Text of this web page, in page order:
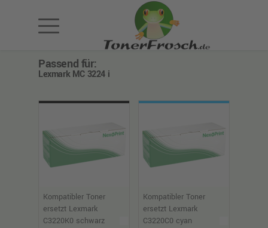
Passend für:
Lexmark MC 3224 i
Kompatibler Toner
ersetzt Lexmark
C3220K0 schwarz
Kompatibler Toner
ersetzt Lexmark
C3220C0 cyan